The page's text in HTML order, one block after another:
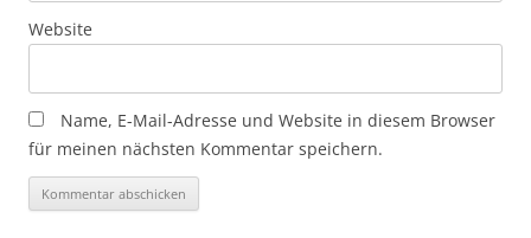
Website
Name, E-Mail-Adresse und Website in diesem Browser
für meinen nächsten Kommentar speichern.